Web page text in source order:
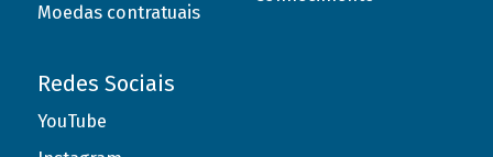
Moedas contratuais
Redes Sociais
YouTube